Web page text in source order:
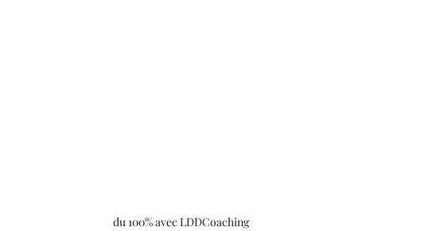
du 100% avec LDDCoaching